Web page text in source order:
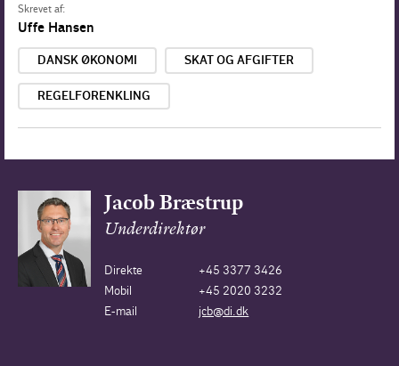
Skrevet af:
Uffe Hansen
DANSK ØKONOMI SKAT OG AFGIFTER
REGELFORENKLING
Jacob Bræstrup
Underdirektør
Direkte
+45 3377 3426
Mobil
+45 2020 3232
E-mail
jcb@di.dk